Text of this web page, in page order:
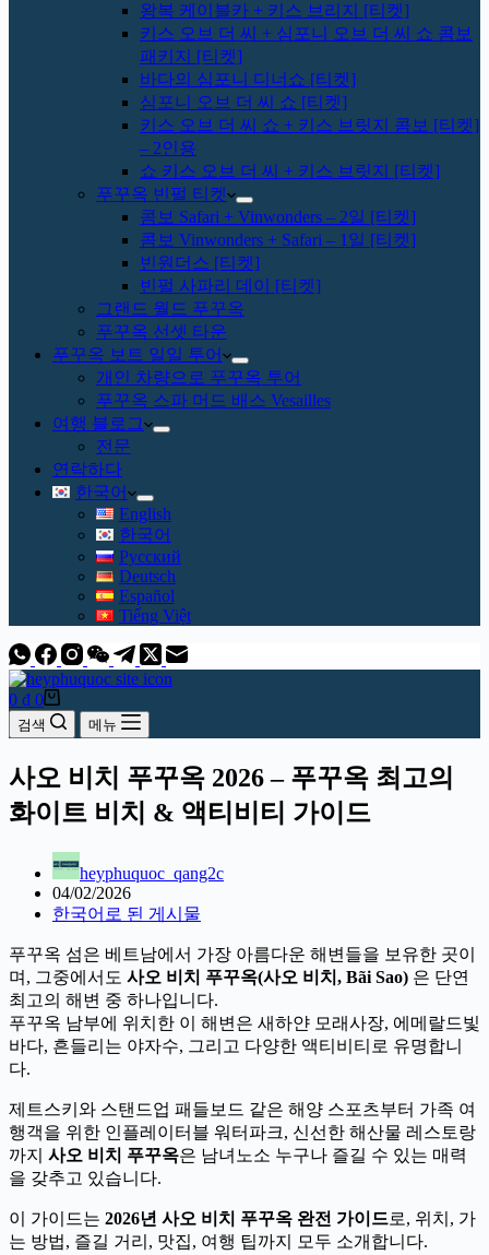
왕복 케이블카 + 키스 브리지 [티켓]
키스 오브 더 씨 + 심포니 오브 더 씨 쇼 콤보
패키지 [티켓]
바다의 심포니 디너쇼 [티켓]
심포니 오브 더 씨 쇼 [티켓]
키스 오브 더 씨 쇼 + 키스 브릿지 콤보 [티켓]
– 2인용
쇼 키스 오브 더 씨 + 키스 브릿지 [티켓]
푸꾸옥 빈펄 티켓
콤보 Safari + Vinwonders – 2일 [티켓]
콤보 Vinwonders + Safari – 1일 [티켓]
빈원더스 [티켓]
빈펄 사파리 데이 [티켓]
그랜드 월드 푸꾸옥
푸꾸옥 선셋 타운
푸꾸옥 보트 일일 투어
개인 차량으로 푸꾸옥 투어
푸꾸옥 스파 머드 배스 Vesailles
여행 블로그
전문
연락하다
한국어
English
한국어
Русский
Deutsch
Español
Tiếng Việt
장
바
구
니
0 ₫ 0
검색 메뉴
사오 비치 푸꾸옥 2026 – 푸꾸옥 최고의
화이트 비치 & 액티비티 가이드
heyphuquoc_qang2c
04/02/2026
한국어로 된 게시물
푸꾸옥 섬은 베트남에서 가장 아름다운 해변들을 보유한 곳이
며, 그중에서도 사오 비치 푸꾸옥(사오 비치, Bãi Sao) 은 단연
최고의 해변 중 하나입니다.
푸꾸옥 남부에 위치한 이 해변은 새하얀 모래사장, 에메랄드빛
바다, 흔들리는 야자수, 그리고 다양한 액티비티로 유명합니
다.
제트스키와 스탠드업 패들보드 같은 해양 스포츠부터 가족 여
행객을 위한 인플레이터블 워터파크, 신선한 해산물 레스토랑
까지 사오 비치 푸꾸옥은 남녀노소 누구나 즐길 수 있는 매력
을 갖추고 있습니다.
이 가이드는 2026년 사오 비치 푸꾸옥 완전 가이드로, 위치, 가
는 방법, 즐길 거리, 맛집, 여행 팁까지 모두 소개합니다.